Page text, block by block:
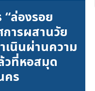
ล่องรอย
ารผสานวัย
เนินผ่านความ
วที่หอสมุด
คร